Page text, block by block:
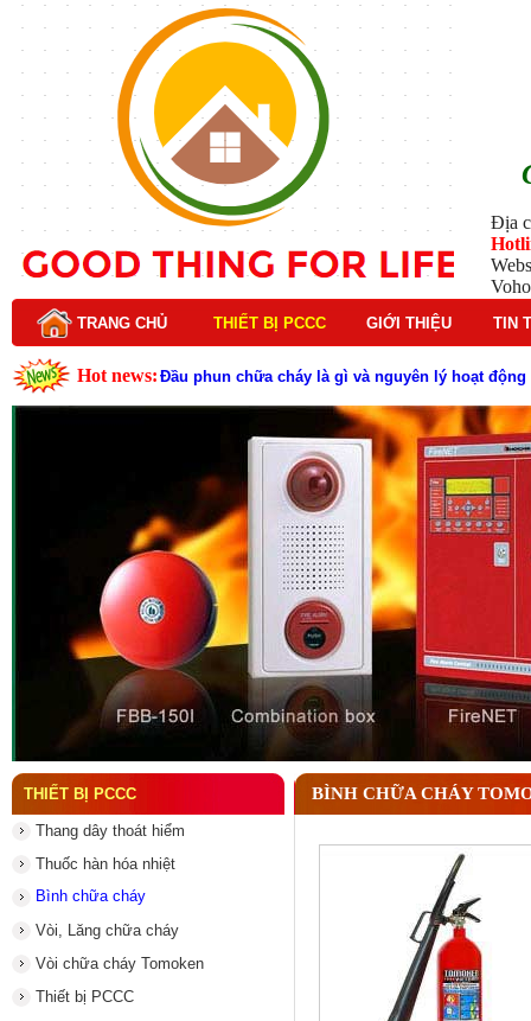
Địa
TRANG CHỦ THIẾT BỊ PCCC GIỚI THIỆU TIN
Hot news: Đầu phun chữa cháy là gì và nguyên lý hoạt động
Lý do nên chọn hệ thống báo cháy Hochiki cho
Cách kiểm tra và bảo trì hệ thống báo cháy
Cấu tạo và nguyên lý hoạt động của báo cháy
Tìm hiểu chi tiết về hệ thống báo cháy Horing
Các loại thang dây thoát hiểm phổ biến trên thị
Thang dây thoát hiểm có tác dụng gì trong tình
Tại sao cần kiểm tra đầu phun chữa cháy theo
Thông số đầu phun chữa cháy quan trọng cần
THIẾT BỊ PCCC
Thang dây thoát hiểm
Thuốc hàn hóa nhiệt
Bình chữa cháy
Vòi, Lăng chữa cháy
Vòi chữa cháy Tomoken
Thiết bị PCCC
BÌNH CHỮA CHÁY